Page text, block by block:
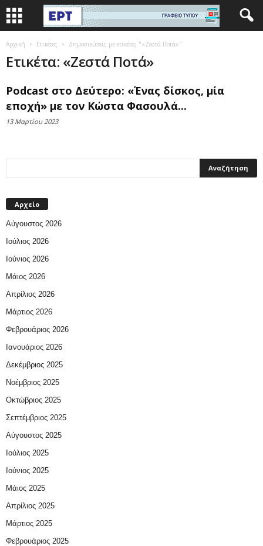
Αρχική Ετικέτες Δημοσιεύσεις με ετικέτες "«Ζεστά Ποτά»"
Ετικέτα: «Ζεστά Ποτά»
Podcast στο Δεύτερο: «Ένας δίσκος, μία
εποχή» με τον Κώστα Φασουλά...
13 Μαρτίου 2023
Αρχείο
Αύγουστος 2026
Ιούλιος 2026
Ιούνιος 2026
Μάιος 2026
Απρίλιος 2026
Μάρτιος 2026
Φεβρουάριος 2026
Ιανουάριος 2026
Δεκέμβριος 2025
Νοέμβριος 2025
Οκτώβριος 2025
Σεπτέμβριος 2025
Αύγουστος 2025
Ιούλιος 2025
Ιούνιος 2025
Μάιος 2025
Απρίλιος 2025
Μάρτιος 2025
Φεβρουάριος 2025